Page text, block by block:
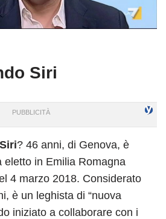
Siri
? 46 anni, di Genova, è
eletto in Emilia Romagna
4 marzo 2018. Considerato
è un leghista di “nuova
iniziato a collaborare con i